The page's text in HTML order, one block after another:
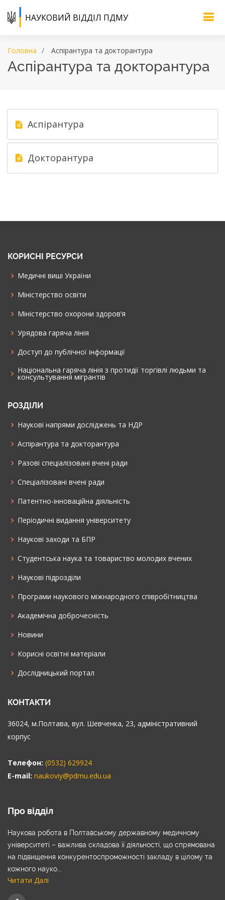
НАУКОВИЙ ВІДДІЛ ПДМУ
Головна Аспірантура та докторантура
Аспірантура та докторантура
Аспірантура
Докторантура
КОРИСНІ РЕСУРСИ
Медичні виші України
Міністерство освіти
Міністерство охорони здоров’я
Урядова гаряча лінія
Доступ до публічної інформації
Національна гаряча лінія з протидії торгівлі людьми та
консультування мiгрантiв
РОЗДІЛИ
Наукові напрями досліджень та НДР
Аспірантура та докторантура
Разові спеціалізовані вчені ради
Спеціалізовані вчені ради
Патентно-інноваційна діяльність
Періодичні видання університету
Наукові заходи та БПР
Студентська наука та товариство молодих вчених
Наукові підрозділи
Програми наукового міжнародного співробітництва
Академічна доброчесність
Новини
Корисні освітні матеріали
Дослідницький портал
КОНТАКТИ
36024, м.Полтава, вул. Шевченка, 23, адміністративний
корпус
Телефон: (0532) 629924
E-mail: naukoviy@pdmu.edu.ua
Про відділ
Наукова робота в Полтавському державному медичному
університеті – важлива складова її діяльності, що спрямована
на підвищення конкурентоспроможності закладу в цілому та
кожного науко...
Читати Далі